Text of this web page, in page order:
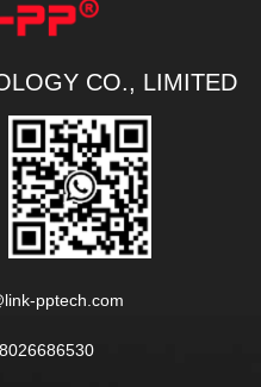
CO., LIMITED
pptech.com